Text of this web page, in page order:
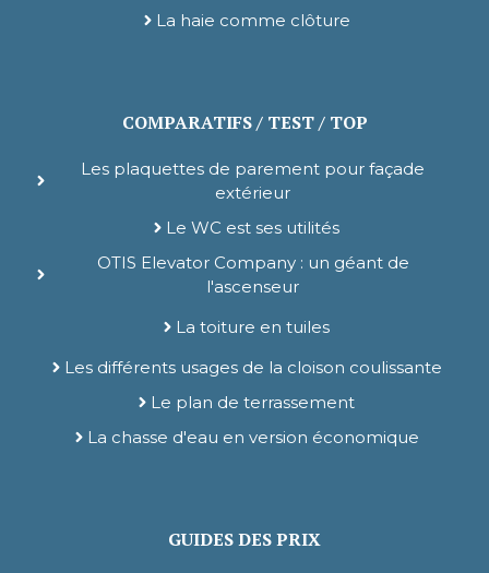
La haie comme clôture
COMPARATIFS / TEST / TOP
Les plaquettes de parement pour façade
extérieur
Le WC est ses utilités
OTIS Elevator Company : un géant de
l'ascenseur
La toiture en tuiles
Les différents usages de la cloison coulissante
Le plan de terrassement
La chasse d'eau en version économique
GUIDES DES PRIX